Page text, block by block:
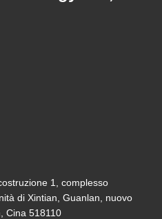
1, complesso
di Xintian, Guanlan, nuovo
Cina 518110